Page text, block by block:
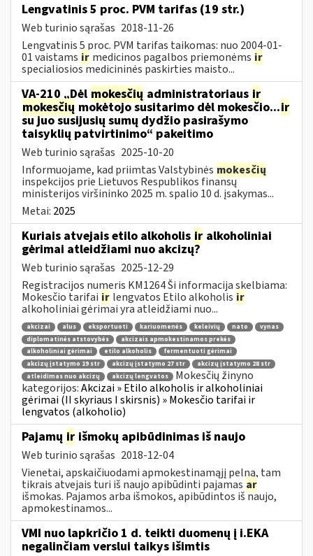
Lengvatinis 5 proc. PVM tarifas (19 str.)
Web turinio sąrašas 2018-11-26
Lengvatinis 5 proc. PVM tarifas taikomas: nuo 2004-01-
01 vaistams ir medicinos pagalbos priemonėms ir
specialiosios medicininės paskirties maisto...
VA-210 „Dėl mokesčių administratoriaus ir
mokesčių mokėtojo susitarimo dėl mokesčio...ir
su juo susijusių sumų dydžio pasirašymo
taisyklių patvirtinimo“ pakeitimo
Web turinio sąrašas 2025-10-20
Informuojame, kad priimtas Valstybinės mokesčių
inspekcijos prie Lietuvos Respublikos finansų
ministerijos viršininko 2025 m. spalio 10 d. įsakymas...
Metai: 2025
Kuriais atvejais etilo alkoholis ir alkoholiniai
gėrimai atleidžiami nuo akcizų?
Web turinio sąrašas 2025-12-29
Registracijos numeris KM1264 Ši informacija skelbiama:
Mokesčio tarifai ir lengvatos Etilo alkoholis ir
alkoholiniai gėrimai yra atleidžiami nuo...
akcizai alus eksportuoti kariuomenės keleivių nato
vynas
diplomatinės atstovybės
akcizais apmokestinamos prekės
alkoholiniai gėrimai
etilo alkoholis
fermentuoti gėrimai
akcizų įstatymo 19 str
akcizų įstatymo 27 str
akcizų įstatymo 28 str
atleidimas nuo akcizų
akcizų lengvatos
Mokesčių žinyno
kategorijos:Akcizai » Etilo alkoholis ir alkoholiniai
gėrimai (II skyriaus I skirsnis) » Mokesčio tarifai ir
lengvatos (alkoholio)
Pajamų ir išmokų apibūdinimas iš naujo
Web turinio sąrašas 2018-12-04
Vienetai, apskaičiuodami apmokestinamąjį pelną, tam
tikrais atvejais turi iš naujo apibūdinti pajamas ar
išmokas. Pajamos arba išmokos, apibūdintos iš naujo,
apmokestinamos...
VMI nuo lapkričio 1 d. teikti duomenų į i.EKA
negalinčiam verslui taikys išimtis